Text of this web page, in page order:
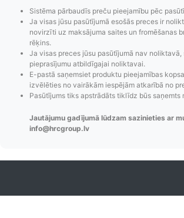
Pasūtījumu statusa
Izsekošana,
Visi
lietotāja
Sistēma pārbaudīs preču pieejamību pēc
Ja visas jūsu pasūtījumā esošās preces ir
novirzīti uz maksājuma saites un fromēšanas
rēķins.
Ja visas preces jūsu pasūtījumā nav noliktavā,
pieprasījumu atbildīgajai noliktavai.
E-pastā saņemsiet produktu pieejamības
izvēlēties no vairākām iespējām atkarībā no
Pasūtījums tiks apstrādāts tiklīdz būs saņemts
Jautājumu gadījumā lūdzam sazinieties ar
info@hrcgroup.lv